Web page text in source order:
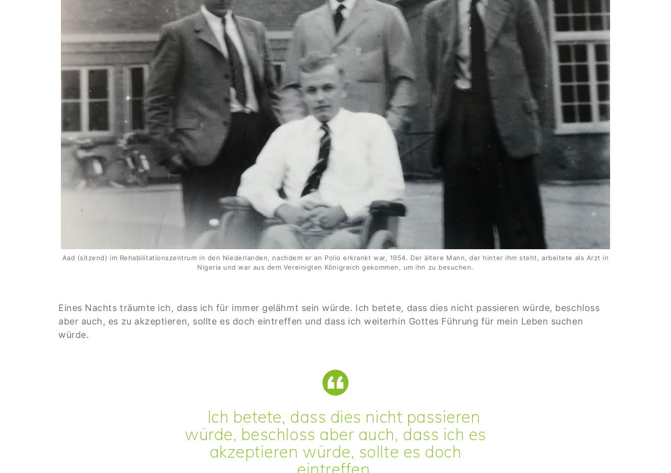
Aad (sitzend) im Rehabilitationszentrum in den Niederlanden, nachdem er an Polio erkrankt war, 1954. Der ältere Mann, der hinter ihm steht, arbeitete als Arzt in
Nigeria und war aus dem Vereinigten Königreich gekommen, um ihn zu besuchen.
Eines Nachts träumte ich, dass ich für immer gelähmt sein würde. Ich betete, dass dies nicht passieren würde, beschloss
aber auch, es zu akzeptieren, sollte es doch eintreffen und dass ich weiterhin Gottes Führung für mein Leben suchen
würde.
Ich betete, dass dies nicht passieren
würde, beschloss aber auch, dass ich es
akzeptieren würde, sollte es doch
eintreffen.